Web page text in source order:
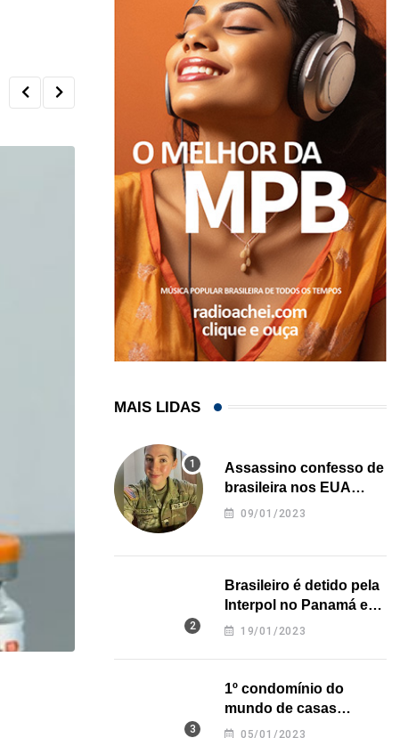
De São Paulo para os Estados Unidos: como...
MAIS LIDAS
Assassino confesso de
brasileira nos EUA
revela onde deixou o
09/01/2023
Brasileiro é detido pela
Interpol no Panamá e
pode pegar prisão
19/01/2023
1º condomínio do
mundo de casas
impressas em 3D é
05/01/2023